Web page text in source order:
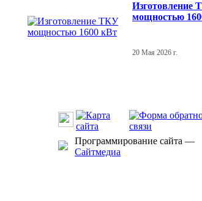
Изготовление
мощностью
20 Мая 2026 г.
Программирование сайта —
Сайтмедиа